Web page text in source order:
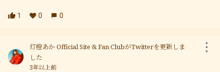
1 0 0
灯橙あか Official Site & Fan ClubがTwitterを更新しま
した
3年以上前